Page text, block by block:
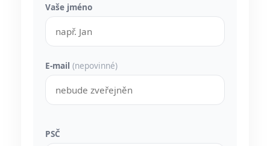
Vaše jméno
E-mail (nepovinné)
PSČ